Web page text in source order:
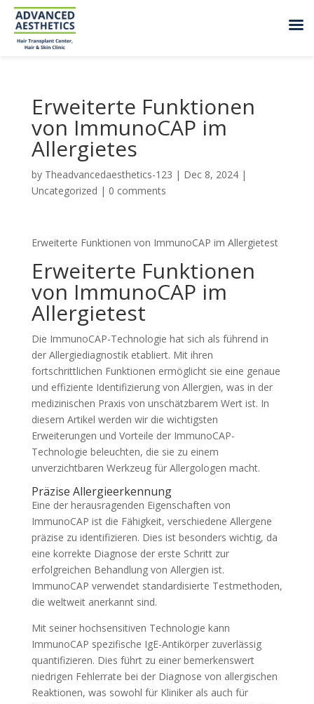
Erweiterte Funktionen
von ImmunoCAP im
Allergietes
by Theadvancedaesthetics-123 | Dec 8, 2024|
Uncategorized | 0 comments
Erweiterte Funktionen von ImmunoCAP im Allergietest
Erweiterte Funktionen
von ImmunoCAP im
Allergietest
Die ImmunoCAP-Technologie hat sich als führend in
der Allergiediagnostik etabliert. Mit ihren
fortschrittlichen Funktionen ermöglicht sie eine genaue
und effiziente Identifizierung von Allergien, was in der
medizinischen Praxis von unschätzbarem Wert ist. In
diesem Artikel werden wir die wichtigsten
Erweiterungen und Vorteile der ImmunoCAP-
Technologie beleuchten, die sie zu einem
unverzichtbaren Werkzeug für Allergologen macht.
Präzise Allergieerkennung
Eine der herausragenden Eigenschaften von
ImmunoCAP ist die Fähigkeit, verschiedene Allergene
präzise zu identifizieren. Dies ist besonders wichtig, da
eine korrekte Diagnose der erste Schritt zur
erfolgreichen Behandlung von Allergien ist.
ImmunoCAP verwendet standardisierte Testmethoden,
die weltweit anerkannt sind.
Mit seiner hochsensitiven Technologie kann
ImmunoCAP spezifische IgE-Antikörper zuverlässig
quantifizieren. Dies führt zu einer bemerkenswert
niedrigen Fehlerrate bei der Diagnose von allergischen
Reaktionen, was sowohl für Kliniker als auch für